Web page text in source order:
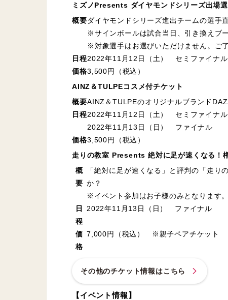
ミズノPresents ダイヤモンドシリーズ出場
概要ダイヤモンドシリーズ進出チームの選手
※サインボールは試合当日、引き換えブ
※対象選手はお選びいただけません。ご
日程2022年11月12日（土） セミファイナ
価格3,500円（税込）
AINZ＆TULPEコスメ付チケット
概要AINZ＆TULPEのオリジナルブランド
日程2022年11月12日（土） セミファイナ
2022年11月13日（日） ファイナル
価格3,500円（税込）
走りの教室 Presents 絶対に足が速くなる！
概
要
「絶対に足が速くなる」と評判の「走
か？
※イベント参加はお子様のみとなります
日
程
2022年11月13日（日） ファイナル
価
格
7,000円（税込） ※親子ペアチケット
その他のチケット情報はこちら
【イベント情報】